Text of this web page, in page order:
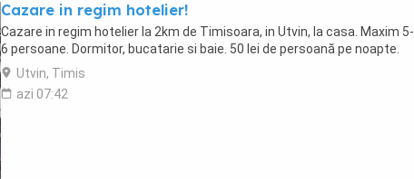
Cazare in regim hotelier!
Cazare in regim hotelier la 2km de Timisoara, in Utvin, la casa. Maxim 5-
6 persoane. Dormitor, bucatarie si baie. 50 lei de persoană pe noapte.
Utvin, Timis
azi 07:42